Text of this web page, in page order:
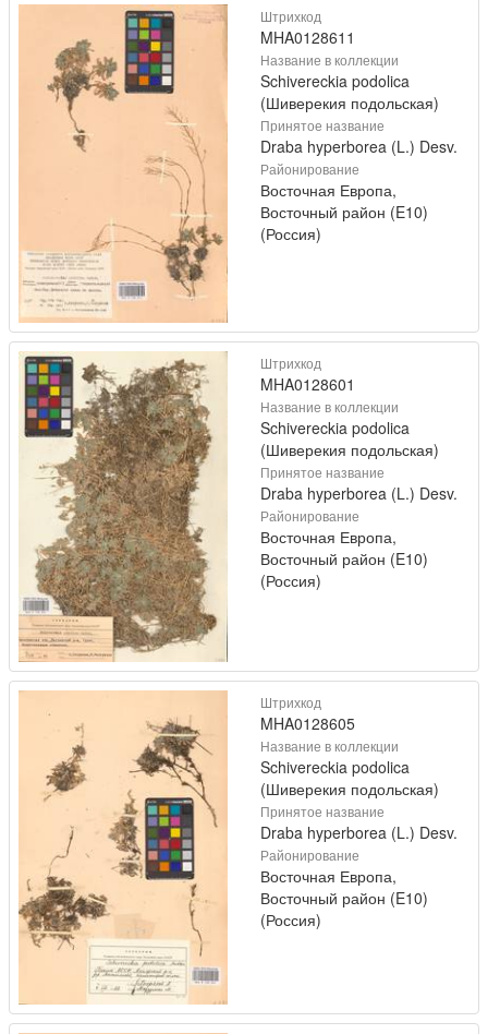
Штрихкод
MHA0128611
Название в коллекции
Schivereckia podolica
(Шиверекия подольская)
Принятое название
Draba hyperborea (L.) Desv.
Районирование
Восточная Европа,
Восточный район (E10)
(Россия)
Штрихкод
MHA0128601
Название в коллекции
Schivereckia podolica
(Шиверекия подольская)
Принятое название
Draba hyperborea (L.) Desv.
Районирование
Восточная Европа,
Восточный район (E10)
(Россия)
Штрихкод
MHA0128605
Название в коллекции
Schivereckia podolica
(Шиверекия подольская)
Принятое название
Draba hyperborea (L.) Desv.
Районирование
Восточная Европа,
Восточный район (E10)
(Россия)